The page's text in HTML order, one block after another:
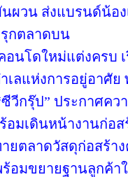
วน ส่งแบรนด์น้อง
กตลาดบน
อนโดใหม่แต่งครบ
เลแห่งการอยู่อาศั
วีกรุ๊ป” ประกาศคว
มเดินหน้างานก่อส
ยตลาดวัสดุก่อสร้า
อมขยายฐานลูกค้